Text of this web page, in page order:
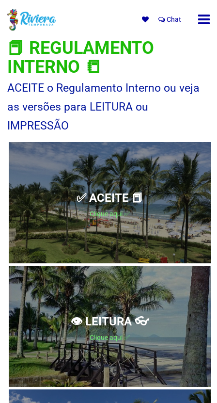
Chat
📕 REGULAMENTO
INTERNO 📒
ACEITE o Regulamento Interno ou veja
as versões para LEITURA ou
IMPRESSÃO
✅ ACEITE 📕
Clique aqui ✅
👁 LEITURA 👓
Clique aqui ✅